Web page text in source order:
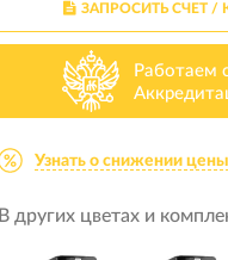
ЗАПРОСИТЬ СЧЕТ /
Работаем
Узнать о снижении цены
В других цветах и